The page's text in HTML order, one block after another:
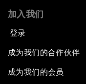
加入我们
登录
成为我们的合作伙伴
成为我们的会员